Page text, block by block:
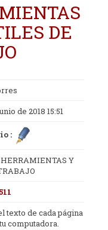
DE
de 2018 15:51
:
HERRAMIENTAS Y
texto de cada página
computadora.